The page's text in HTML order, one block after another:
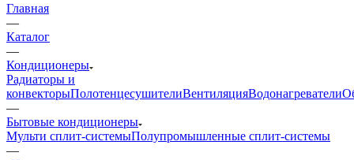
Главная
—
Каталог
—
Кондиционеры
Радиаторы и
конвекторыПолотенцесушителиВентиляцияВодонагреватели
—
Бытовые кондиционеры
Мульти сплит-системыПолупромышленные сплит-системы
—